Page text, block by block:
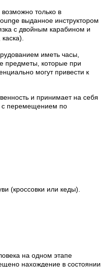
только в
выданное инструктором
с двойным карабином и
иметь часы,
предметы, которые при
могут привести к
и принимает на себя
с перемещением по
(кроссовки или кеды).
на одном этапе
нахождение в состоянии